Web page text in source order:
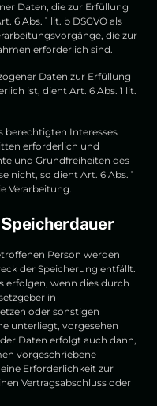
Daten, die zur Erfüllung
6 Abs. 1 lit. b DSGVO als
die zur
erforderlich sind.
Daten zur Erfüllung
ist, dient Art. 6 Abs. 1 lit.
berechtigten Interesses
erforderlich und
und Grundfreiheiten des
nicht, so dient Art. 6 Abs. 1
Verarbeitung.
Person werden
der Speicherung entfällt.
erfolgen, wenn dies durch
in
oder sonstigen
unterliegt, vorgesehen
Daten erfolgt auch dann,
vorgeschriebene
Erforderlichkeit zur
Vertragsabschluss oder